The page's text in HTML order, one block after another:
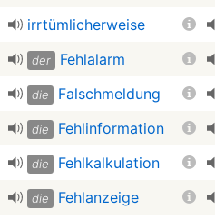
irrtümlicherweise
der Fehlalarm
die Falschmeldung
die Fehlinformation
die Fehlkalkulation
die Fehlanzeige